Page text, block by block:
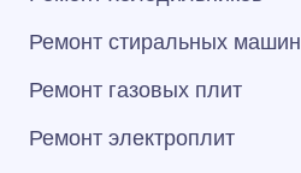
Ремонт стиральных машин
Ремонт газовых плит
Ремонт электроплит